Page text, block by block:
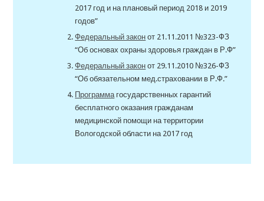
2017 год и на плановый период 2018 и 2019
годов”
Федеральный закон от 21.11.2011 №323-ФЗ
“Об основах охраны здоровья граждан в Р.Ф”
Федеральный закон от 29.11.2010 №326-ФЗ
“Об обязательном мед.страховании в Р.Ф.”
Программагосударственных гарантий
бесплатного оказания гражданам
медицинской помощи на территории
Вологодской области на 2017 год